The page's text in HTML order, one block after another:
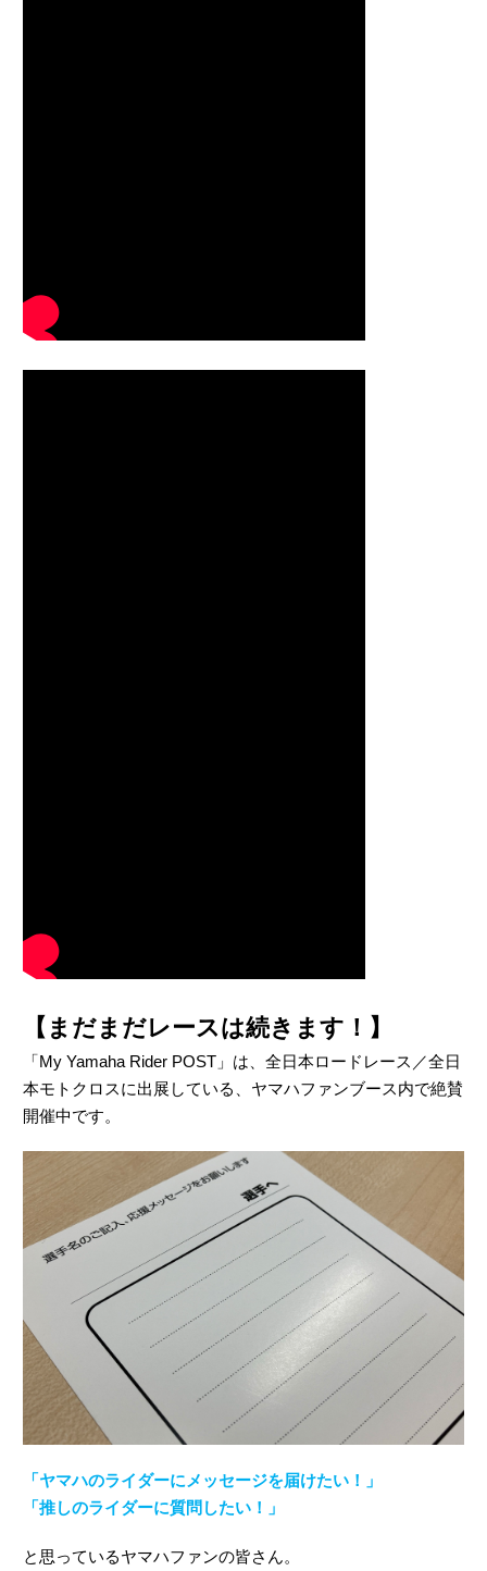
【まだまだレースは続きます！】
「My Yamaha Rider POST」は、全日本ロードレース／全日
本モトクロスに出展している、ヤマハファンブース内で絶賛
開催中です。
「ヤマハのライダーにメッセージを届けたい！」
「推しのライダーに質問したい！」
と思っているヤマハファンの皆さん。